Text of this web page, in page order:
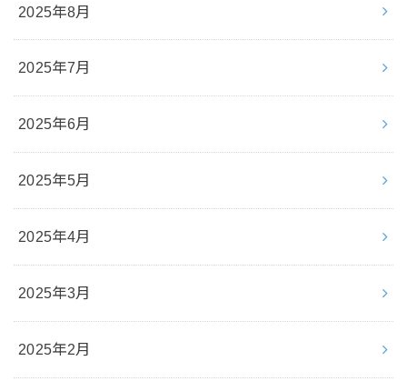
2025年8月
2025年7月
2025年6月
2025年5月
2025年4月
2025年3月
2025年2月